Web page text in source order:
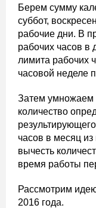
Берем сумму
суббот,
рабочие дни. В
рабочих часов в
лимита рабочих
часовой неделе
Затем умножаем
количество
часов в месяц из
вычесть
время работы
Рассмотрим
2016 года.